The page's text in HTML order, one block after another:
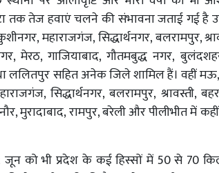
तक तेज हवाएं चलने की संभावना जताई गई है
महाराजगंज, सिद्धार्थनगर, बलरामपुर,
मेरठ, गाजियाबाद, गौतमबुद्ध नगर,
ललितपुर सहित अनेक जिले शामिल हैं। वहीं
सिद्धार्थनगर, बलरामपुर, श्रावस्ती,
मुरादाबाद, रामपुर, बरेली और पीलीभीत में
जून को भी प्रदेश के कई हिस्सों में 50 से 70